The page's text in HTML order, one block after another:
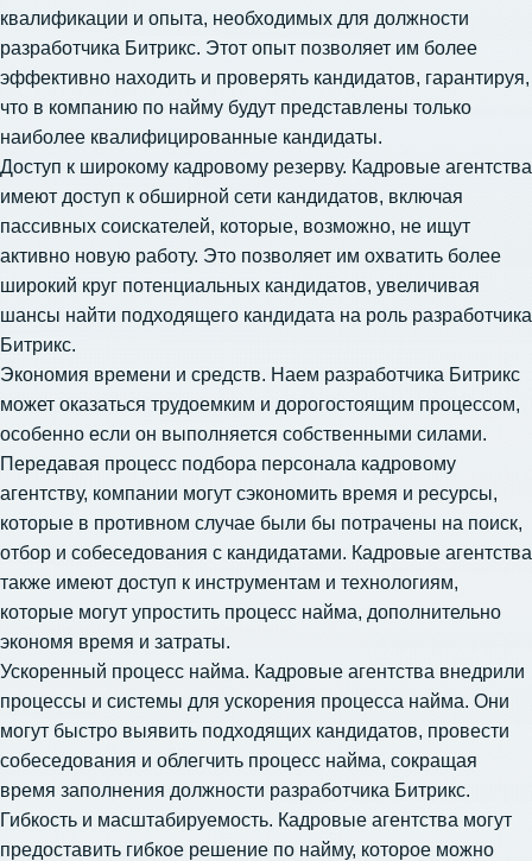
квалификации и опыта, необходимых для должности
разработчика Битрикс. Этот опыт позволяет им более
эффективно находить и проверять кандидатов, гарантируя,
что в компанию по найму будут представлены только
наиболее квалифицированные кандидаты.
Доступ к широкому кадровому резерву. Кадровые агентства
имеют доступ к обширной сети кандидатов, включая
пассивных соискателей, которые, возможно, не ищут
активно новую работу. Это позволяет им охватить более
широкий круг потенциальных кандидатов, увеличивая
шансы найти подходящего кандидата на роль разработчика
Битрикс.
Экономия времени и средств. Наем разработчика Битрикс
может оказаться трудоемким и дорогостоящим процессом,
особенно если он выполняется собственными силами.
Передавая процесс подбора персонала кадровому
агентству, компании могут сэкономить время и ресурсы,
которые в противном случае были бы потрачены на поиск,
отбор и собеседования с кандидатами. Кадровые агентства
также имеют доступ к инструментам и технологиям,
которые могут упростить процесс найма, дополнительно
экономя время и затраты.
Ускоренный процесс найма. Кадровые агентства внедрили
процессы и системы для ускорения процесса найма. Они
могут быстро выявить подходящих кандидатов, провести
собеседования и облегчить процесс найма, сокращая
время заполнения должности разработчика Битрикс.
Гибкость и масштабируемость. Кадровые агентства могут
предоставить гибкое решение по найму, которое можно